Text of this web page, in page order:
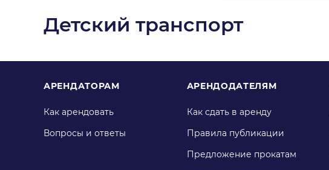
Детский транспорт
АРЕНДАТОРАМ
Как арендовать
Вопросы и ответы
АРЕНДОДАТЕЛЯМ
Как сдать в аренду
Правила публикации
Предложение прокатам